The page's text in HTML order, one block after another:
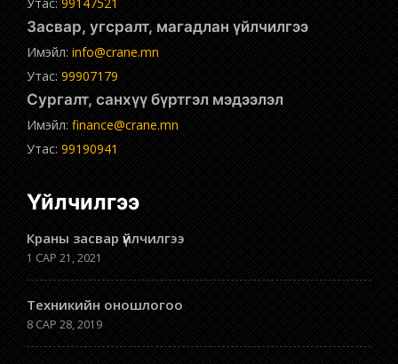
Засвар, угсралт, магадлан үйлчилгээ
Имэйл: info@crane.mn
Утас: 99907179
Сургалт, санхүү бүртгэл мэдээлэл
Имэйл: finance@crane.mn
Утас: 99190941
Үйлчилгээ
Краны засвар үйлчилгээ
1 САР 21, 2021
Техникийн оношлогоо
8 САР 28, 2019